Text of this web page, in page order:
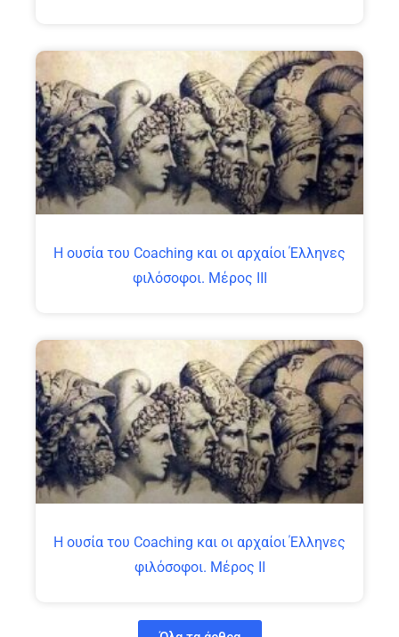
Η ουσία του Coaching και οι αρχαίοι Έλληνες
φιλόσοφοι. Μέρος ΙΙΙ
Η ουσία του Coaching και οι αρχαίοι Έλληνες
φιλόσοφοι. Μέρος ΙΙ